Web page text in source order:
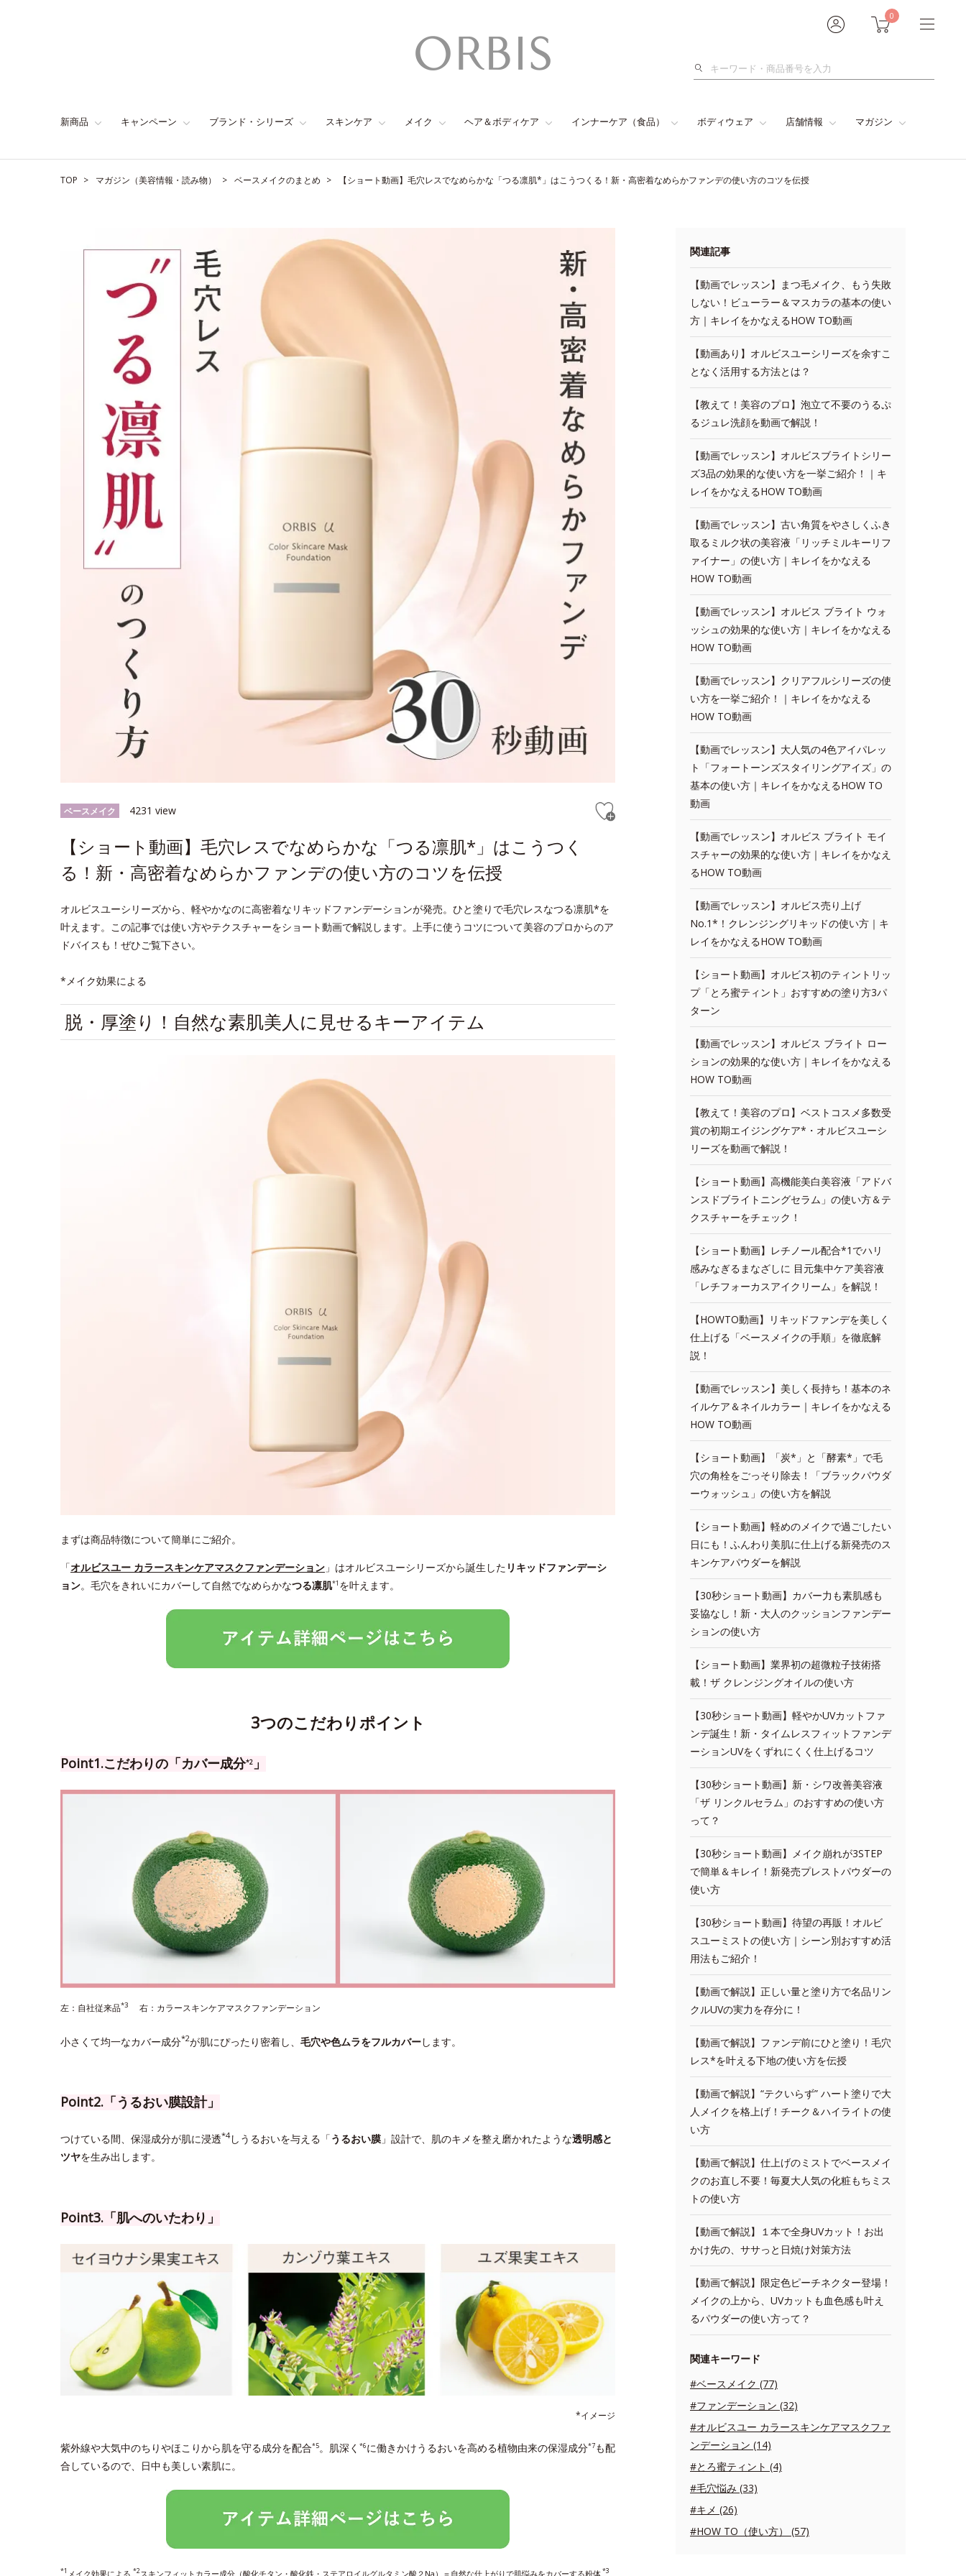
0
検
新商品 キャンペーン ブランド・シリーズ スキンケア メイク ヘア＆ボディケア インナーケア（食品） ボディウェア 店舗情報 マガジン
TOP マガジン（美容情報・読み物） ベースメイクのまとめ 【ショート動画】毛穴レスでなめらかな「つる凛肌*」はこうつくる！新・高密着なめらかファンデの使い方のコツを伝授
ベースメイク 4231 view
【ショート動画】毛穴レスでなめらかな「つる凛肌*」はこうつく
る！新・高密着なめらかファンデの使い方のコツを伝授
オルビスユーシリーズから、軽やかなのに高密着なリキッドファンデーションが発売。ひと塗りで毛穴レスなつる凛肌*を
叶えます。この記事では使い方やテクスチャーをショート動画で解説します。上手に使うコツについて美容のプロからのア
ドバイスも！ぜひご覧下さい。
*メイク効果による
脱・厚塗り！自然な素肌美人に見せるキーアイテム
まずは商品特徴について簡単にご紹介。
「オルビスユー カラースキンケアマスクファンデーション 」はオルビスユーシリーズから誕生した リキッドファンデーシ
ョン。毛穴をきれいにカバーして自然でなめらかなつる凛肌*1 を叶えます。
3つのこだわりポイント
Point1.こだわりの「カバー成分*2 」
左：自社従来品*3 右：カラースキンケアマスクファンデーション
小さくて均一なカバー成分*2が肌にぴったり密着し、 毛穴や色ムラをフルカバーします。
Point2.「うるおい膜設計」
つけている間、保湿成分が肌に浸透*4しうるおいを与える「うるおい膜 」設計で、肌のキメを整え磨かれたような透明感と
ツヤを生み出します。
Point3.「肌へのいたわり」
*イメージ
紫外線や大気中のちりやほこりから肌を守る成分を配合*5。肌深く *6に働きかけうるおいを高める植物由来の保湿成分*7も配
合しているので、日中も美しい素肌に。
*1 メイク効果による *2スキンフィットカラー成分（酸化チタン・酸化鉄・ステアロイルグルタミン酸２Na）＝自然な仕上がりで肌悩みをカバーする粉体*3
関連記事
【動画でレッスン】まつ毛メイク、もう失敗
しない！ビューラー＆マスカラの基本の使い
方｜キレイをかなえるHOW TO動画
【動画あり】オルビスユーシリーズを余すこ
となく活用する方法とは？
【教えて！美容のプロ】泡立て不要のうるぷ
るジュレ洗顔を動画で解説！
【動画でレッスン】オルビスブライトシリー
ズ3品の効果的な使い方を一挙ご紹介！｜キ
レイをかなえるHOW TO動画
【動画でレッスン】古い角質をやさしくふき
取るミルク状の美容液「リッチミルキーリフ
ァイナー」の使い方｜キレイをかなえる
HOW TO動画
【動画でレッスン】オルビス ブライト ウォ
ッシュの効果的な使い方｜キレイをかなえる
HOW TO動画
【動画でレッスン】クリアフルシリーズの使
い方を一挙ご紹介！｜キレイをかなえる
HOW TO動画
【動画でレッスン】大人気の4色アイパレッ
ト「フォートーンズスタイリングアイズ」の
基本の使い方｜キレイをかなえるHOW TO
動画
【動画でレッスン】オルビス ブライト モイ
スチャーの効果的な使い方｜キレイをかなえ
るHOW TO動画
【動画でレッスン】オルビス売り上げ
No.1*！クレンジングリキッドの使い方｜キ
レイをかなえるHOW TO動画
【ショート動画】オルビス初のティントリッ
プ「とろ蜜ティント」おすすめの塗り方3パ
ターン
【動画でレッスン】オルビス ブライト ロー
ションの効果的な使い方｜キレイをかなえる
HOW TO動画
【教えて！美容のプロ】ベストコスメ多数受
賞の初期エイジングケア*・オルビスユーシ
リーズを動画で解説！
【ショート動画】高機能美白美容液「アドバ
ンスドブライトニングセラム」の使い方＆テ
クスチャーをチェック！
【ショート動画】レチノール配合*1でハリ
感みなぎるまなざしに 目元集中ケア美容液
「レチフォーカスアイクリーム」を解説！
【HOWTO動画】リキッドファンデを美しく
仕上げる「ベースメイクの手順」を徹底解
説！
【動画でレッスン】美しく長持ち！基本のネ
イルケア＆ネイルカラー｜キレイをかなえる
HOW TO動画
【ショート動画】「炭*」と「酵素*」で毛
穴の角栓をごっそり除去！「ブラックパウダ
ーウォッシュ」の使い方を解説
【ショート動画】軽めのメイクで過ごしたい
日にも！ふんわり美肌に仕上げる新発売のス
キンケアパウダーを解説
【30秒ショート動画】カバー力も素肌感も
妥協なし！新・大人のクッションファンデー
ションの使い方
【ショート動画】業界初の超微粒子技術搭
載！ザ クレンジングオイルの使い方
【30秒ショート動画】軽やかUVカットファ
ンデ誕生！新・タイムレスフィットファンデ
ーションUVをくずれにくく仕上げるコツ
【30秒ショート動画】新・シワ改善美容液
「ザ リンクルセラム」のおすすめの使い方
って？
【30秒ショート動画】メイク崩れが3STEP
で簡単＆キレイ！新発売プレストパウダーの
使い方
【30秒ショート動画】待望の再販！オルビ
スユーミストの使い方｜シーン別おすすめ活
用法もご紹介！
【動画で解説】正しい量と塗り方で名品リン
クルUVの実力を存分に！
【動画で解説】ファンデ前にひと塗り！毛穴
レス*を叶える下地の使い方を伝授
【動画で解説】“テクいらず” ハート塗りで大
人メイクを格上げ！チーク＆ハイライトの使
い方
【動画で解説】仕上げのミストでベースメイ
クのお直し不要！毎夏大人気の化粧もちミス
トの使い方
【動画で解説】１本で全身UVカット！お出
かけ先の、ササっと日焼け対策方法
【動画で解説】限定色ピーチネクター登場！
メイクの上から、UVカットも血色感も叶え
るパウダーの使い方って？
関連キーワード
#ベースメイク (77)
#ファンデーション (32)
#オルビスユー カラースキンケアマスクファ
ンデーション (14)
#とろ蜜ティント (4)
#毛穴悩み (33)
#キメ (26)
#HOW TO（使い方） (57)